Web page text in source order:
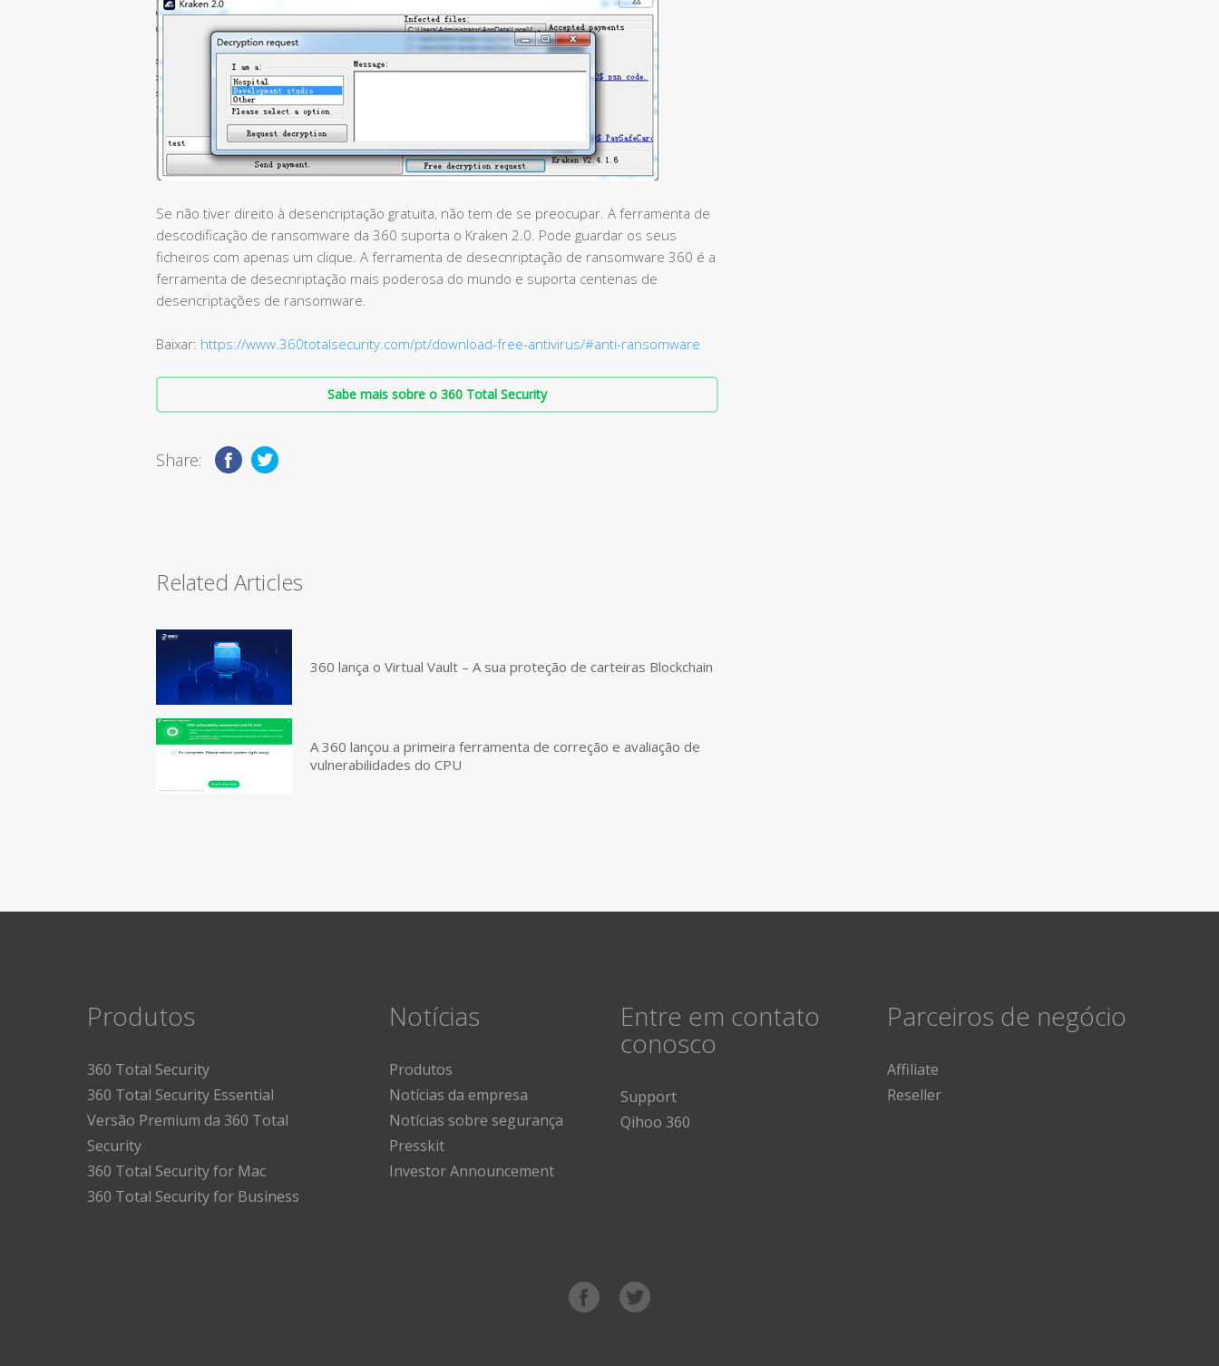
Se não tiver direito à desencriptação gratuita, não tem de se preocupar. A ferramenta de
descodificação de ransomware da 360 suporta o Kraken 2.0. Pode guardar os seus
ficheiros com apenas um clique. A ferramenta de desecnriptação de ransomware 360 é a
ferramenta de desecnriptação mais poderosa do mundo e suporta centenas de
desencriptações de ransomware.
Baixar: https://www.360totalsecurity.com/pt/download-free-antivirus/#anti-ransomware
Sabe mais sobre o 360 Total Security
Share:
Related Articles
360 lança o Virtual Vault – A sua proteção de carteiras Blockchain
A 360 lançou a primeira ferramenta de correção e avaliação de
vulnerabilidades do CPU
Produtos
360 Total Security
360 Total Security Essential
Versão Premium da 360 Total
Security
360 Total Security for Mac
360 Total Security for Business
Notícias
Produtos
Notícias da empresa
Notícias sobre segurança
Presskit
Investor Announcement
Entre em contato
conosco
Support
Qihoo 360
Parceiros de negócio
Affiliate
Reseller